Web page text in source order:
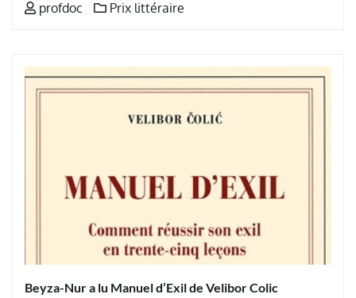
profdoc Prix littéraire
Beyza-Nur a lu Manuel d’Exil de Velibor Colic